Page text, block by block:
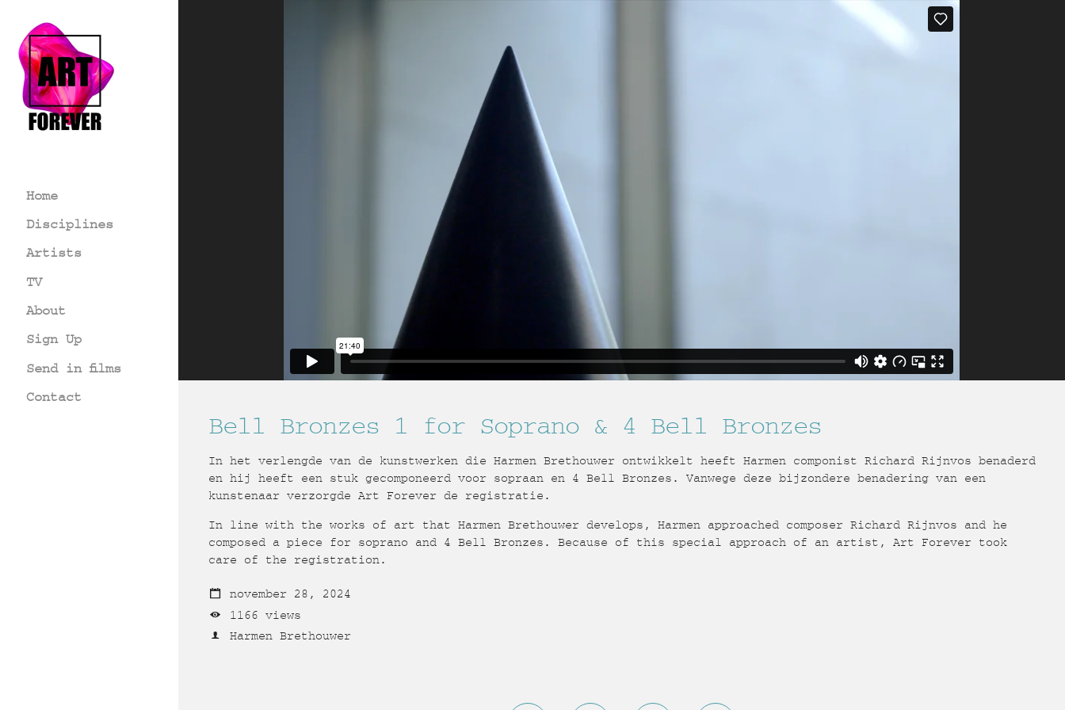
Home
Disciplines
Artists
TV
About
Sign Up
Send in films
Contact
Bell Bronzes 1 for Soprano & 4 Bell Bronzes
In het verlengde van de kunstwerken die Harmen Brethouwer ontwikkelt heeft Harmen componist Richard Rijnvos benaderd
en hij heeft een stuk gecomponeerd voor sopraan en 4 Bell Bronzes. Vanwege deze bijzondere benadering van een
kunstenaar verzorgde Art Forever de registratie.
In line with the works of art that Harmen Brethouwer develops, Harmen approached composer Richard Rijnvos and he
composed a piece for soprano and 4 Bell Bronzes. Because of this special approach of an artist, Art Forever took
care of the registration.
november 28, 2024
1166 views
Harmen Brethouwer